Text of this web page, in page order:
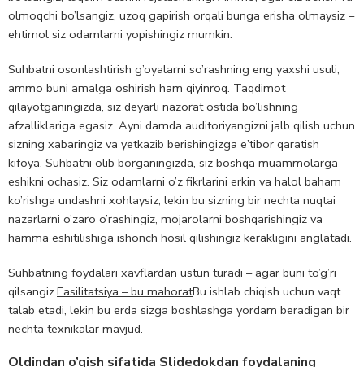
olmoqchi bo’lsangiz, uzoq gapirish orqali bunga erisha olmaysiz –
ehtimol siz odamlarni yopishingiz mumkin.
Suhbatni osonlashtirish g’oyalarni so’rashning eng yaxshi usuli,
ammo buni amalga oshirish ham qiyinroq. Taqdimot
qilayotganingizda, siz deyarli nazorat ostida bo’lishning
afzalliklariga egasiz. Ayni damda auditoriyangizni jalb qilish uchun
sizning xabaringiz va yetkazib berishingizga e’tibor qaratish
kifoya. Suhbatni olib borganingizda, siz boshqa muammolarga
eshikni ochasiz. Siz odamlarni o’z fikrlarini erkin va halol baham
ko’rishga undashni xohlaysiz, lekin bu sizning bir nechta nuqtai
nazarlarni o’zaro o’rashingiz, mojarolarni boshqarishingiz va
hamma eshitilishiga ishonch hosil qilishingiz kerakligini anglatadi.
Suhbatning foydalari xavflardan ustun turadi – agar buni to’g’ri
qilsangiz.Fasilitatsiya – bu mahoratBu ishlab chiqish uchun vaqt
talab etadi, lekin bu erda sizga boshlashga yordam beradigan bir
nechta texnikalar mavjud.
Oldindan o’qish sifatida Slidedokdan foydalaning